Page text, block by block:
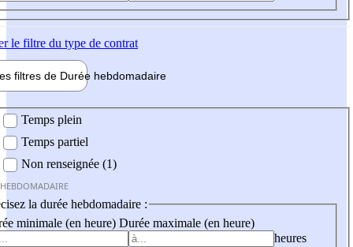
le filtre du type de contrat
filtres de Durée hebdomadaire
Temps plein
Temps partiel
Non renseignée (1)
la durée hebdomadaire :
minimale (en heure) Durée maximale (en heure)
heures